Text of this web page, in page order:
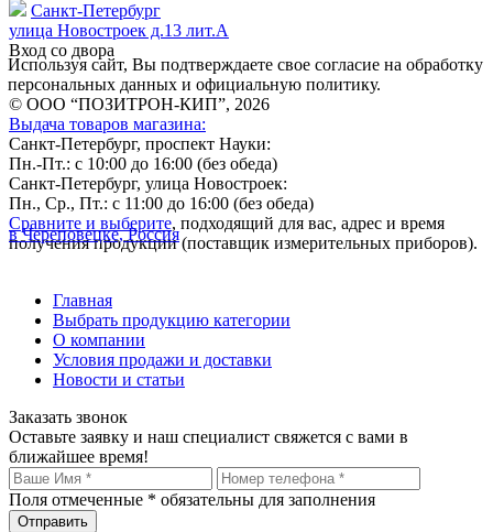
Санкт-Петербург
улица Новостроек д.13 лит.А
Вход со двора
Используя сайт, Вы подтверждаете свое согласие на обработку
персональных данных и официальную политику.
© ООО “ПОЗИТРОН-КИП”, 2026
Выдача товаров магазина:
Санкт-Петербург, проспект Науки:
Пн.-Пт.: с 10:00 до 16:00 (без обеда)
Санкт-Петербург, улица Новостроек:
Пн., Ср., Пт.: с 11:00 до 16:00 (без обеда)
Сравните и выберите, подходящий для вас, адрес и время
получения продукции (поставщик измерительных приборов).
в Череповецке, Россия
Главная
Выбрать продукцию категории
О компании
Условия продажи и доставки
Новости и статьи
Заказать звонок
Оставьте заявку и наш специалист свяжется с вами в
ближайшее время!
Поля отмеченные * обязательны для заполнения